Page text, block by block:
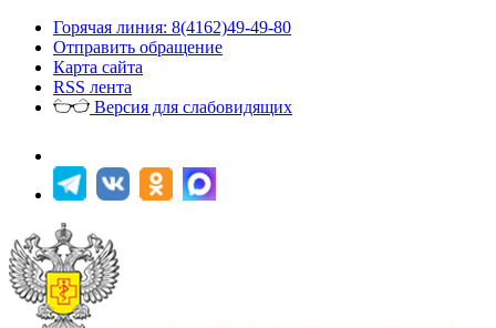
Горячая линия: 8(4162)49-49-80
Отправить обращение
Карта сайта
RSS лента
Версия для слабовидящих